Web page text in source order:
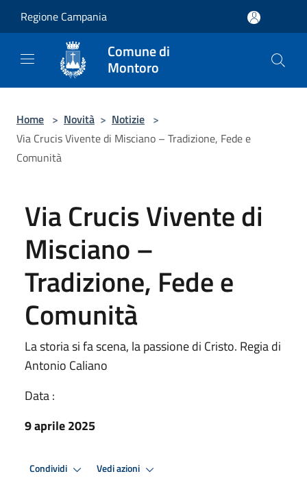
Regione Campania
Comune di
Montoro
Home > Novità > Notizie >
Via Crucis Vivente di Misciano – Tradizione, Fede e
Comunità
Via Crucis Vivente di
Misciano –
Tradizione, Fede e
Comunità
La storia si fa scena, la passione di Cristo. Regia di
Antonio Caliano
Data :
9 aprile 2025
Condividi Vedi azioni